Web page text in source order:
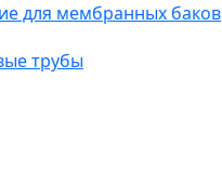
для мембранных баков
трубы